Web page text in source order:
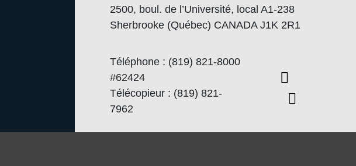
2500, boul. de l’Université, local A1-238
Sherbrooke (Québec) CANADA J1K 2R1
Téléphone : (819) 821-8000
#62424
Télécopieur : (819) 821-
7962